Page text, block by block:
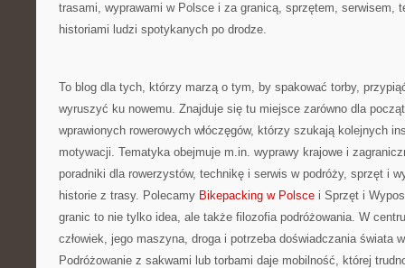
trasami, wyprawami w Polsce i za granicą, sprzętem, serwisem,
historiami ludzi spotykanych po drodze.
To blog dla tych, którzy marzą o tym, by spakować torby,
wyruszyć ku nowemu. Znajduje się tu miejsce zarówno dla
wprawionych rowerowych włóczęgów, którzy szukają kolejnych
motywacji. Tematyka obejmuje m.in. wyprawy krajowe i
poradniki dla rowerzystów, technikę i serwis w podróży, sprzęt i
historie z trasy. Polecamy Bikepacking w Polsce i Sprzęt i
granic to nie tylko idea, ale także filozofia podróżowania. W
człowiek, jego maszyna, droga i potrzeba doświadczania świata
Podróżowanie z sakwami lub torbami daje mobilność, której